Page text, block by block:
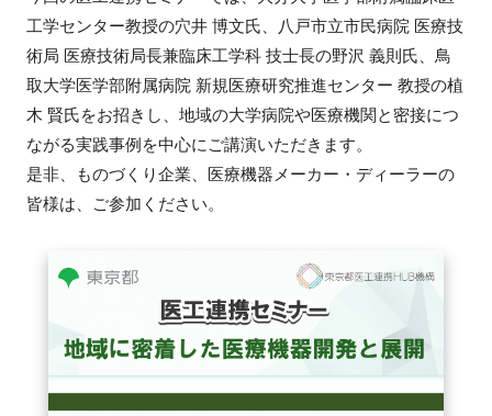
新規登録
イベント
プログラム
インタビュー・コラム
特別会員
工学センター教授の穴井 博文氏、八戸市立市民病院 医療技
術局 医療技術局長兼臨床工学科 技士長の野沢 義則氏、鳥
取大学医学部附属病院 新規医療研究推進センター 教授の植
木 賢氏をお招きし、地域の大学病院や医療機関と密接につ
ながる実践事例を中心にご講演いただきます。
是非、ものづくり企業、医療機器メーカー・ディーラーの
皆様は、ご参加ください。